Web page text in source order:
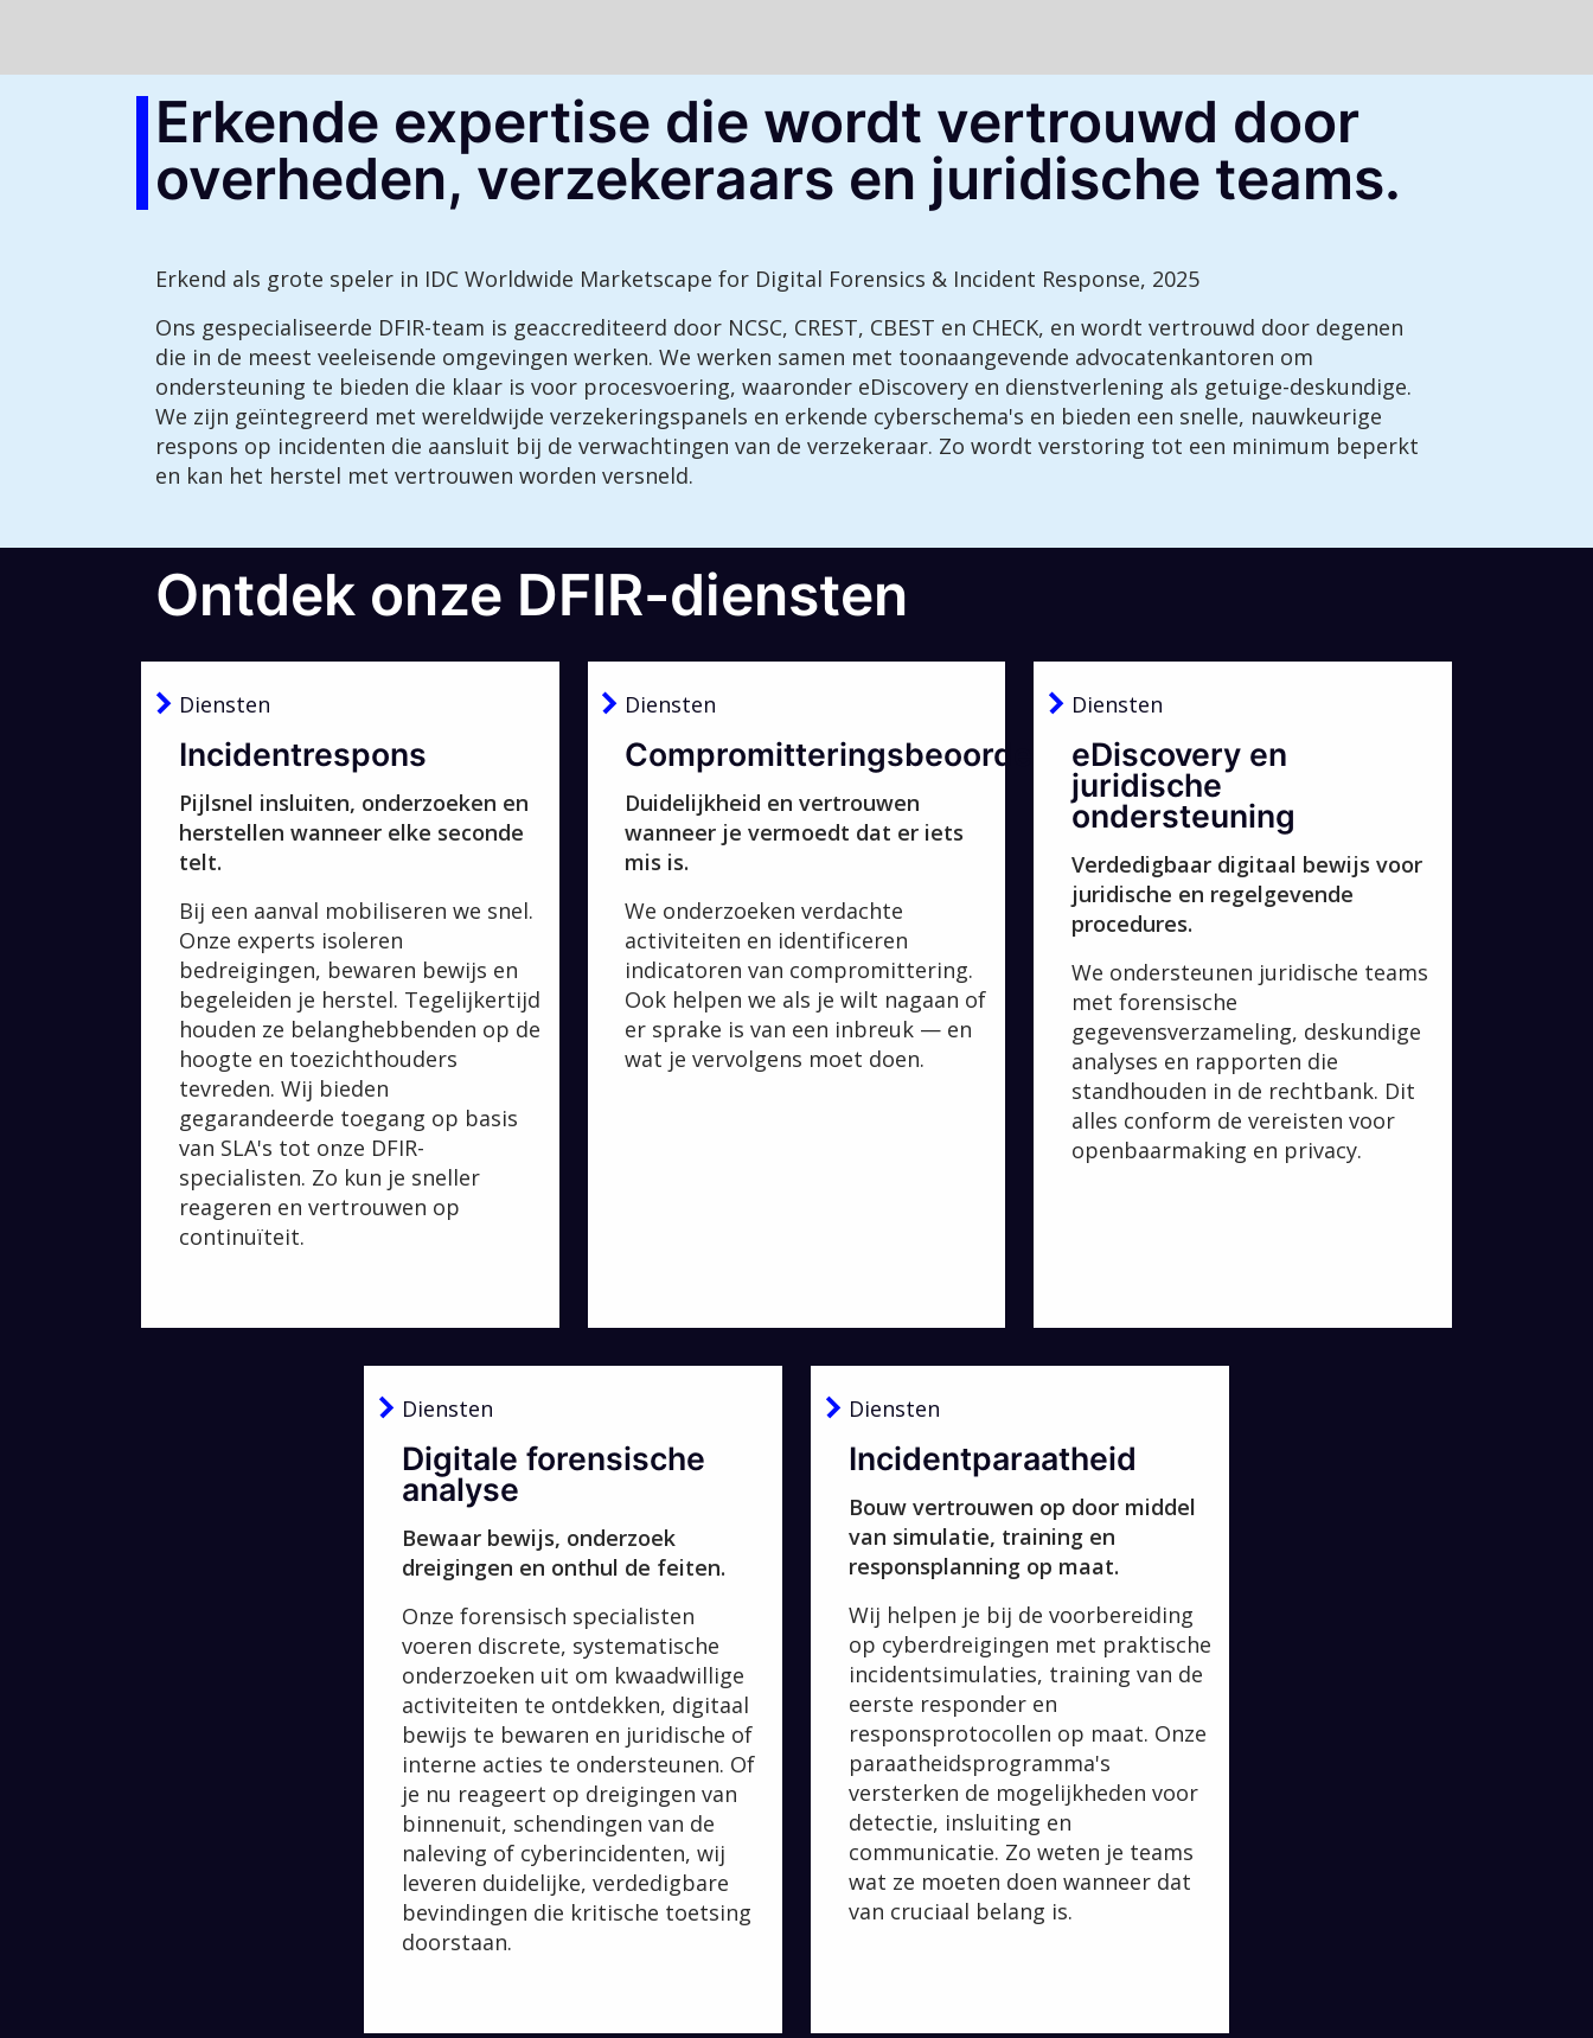
Erkende expertise die wordt vertrouwd door
overheden, verzekeraars en juridische teams.
Erkend als grote speler in IDC Worldwide Marketscape for Digital Forensics & Incident Response, 2025
Ons gespecialiseerde DFIR-team is geaccrediteerd door NCSC, CREST, CBEST en CHECK, en wordt vertrouwd door degenen
die in de meest veeleisende omgevingen werken. We werken samen met toonaangevende advocatenkantoren om
ondersteuning te bieden die klaar is voor procesvoering, waaronder eDiscovery en dienstverlening als getuige-deskundige.
We zijn geïntegreerd met wereldwijde verzekeringspanels en erkende cyberschema's en bieden een snelle, nauwkeurige
respons op incidenten die aansluit bij de verwachtingen van de verzekeraar. Zo wordt verstoring tot een minimum beperkt
en kan het herstel met vertrouwen worden versneld.
Ontdek onze DFIR-diensten
Diensten
Incidentrespons
Pijlsnel insluiten, onderzoeken en
herstellen wanneer elke seconde
telt.
Bij een aanval mobiliseren we snel.
Onze experts isoleren
bedreigingen, bewaren bewijs en
begeleiden je herstel. Tegelijkertijd
houden ze belanghebbenden op de
hoogte en toezichthouders
tevreden. Wij bieden
gegarandeerde toegang op basis
van SLA's tot onze DFIR-
specialisten. Zo kun je sneller
reageren en vertrouwen op
continuïteit.
Diensten
Compromitteringsbeoordeling
Duidelijkheid en vertrouwen
wanneer je vermoedt dat er iets
mis is.
We onderzoeken verdachte
activiteiten en identificeren
indicatoren van compromittering.
Ook helpen we als je wilt nagaan of
er sprake is van een inbreuk — en
wat je vervolgens moet doen.
Diensten
eDiscovery en
juridische
ondersteuning
Verdedigbaar digitaal bewijs voor
juridische en regelgevende
procedures.
We ondersteunen juridische teams
met forensische
gegevensverzameling, deskundige
analyses en rapporten die
standhouden in de rechtbank. Dit
alles conform de vereisten voor
openbaarmaking en privacy.
Diensten
Digitale forensische
analyse
Bewaar bewijs, onderzoek
dreigingen en onthul de feiten.
Onze forensisch specialisten
voeren discrete, systematische
onderzoeken uit om kwaadwillige
activiteiten te ontdekken, digitaal
bewijs te bewaren en juridische of
interne acties te ondersteunen. Of
je nu reageert op dreigingen van
binnenuit, schendingen van de
naleving of cyberincidenten, wij
leveren duidelijke, verdedigbare
bevindingen die kritische toetsing
doorstaan.
Diensten
Incidentparaatheid
Bouw vertrouwen op door middel
van simulatie, training en
responsplanning op maat.
Wij helpen je bij de voorbereiding
op cyberdreigingen met praktische
incidentsimulaties, training van de
eerste responder en
responsprotocollen op maat. Onze
paraatheidsprogramma's
versterken de mogelijkheden voor
detectie, insluiting en
communicatie. Zo weten je teams
wat ze moeten doen wanneer dat
van cruciaal belang is.